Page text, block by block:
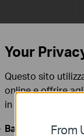
From
Your
Questo sito
online e offrire
in qualunque
Basic Cookies